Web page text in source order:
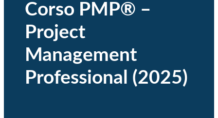
Corso PMP® –
Project
Management
Professional (2025)